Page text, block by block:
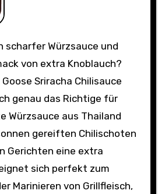
von extra Knoblauch?
Sriracha Chilisauce
genau das Richtige für
Würzsauce aus Thailand
gereiften Chilischoten
Gerichten eine extra
sich perfekt zum
Marinieren von Grillfleisch,